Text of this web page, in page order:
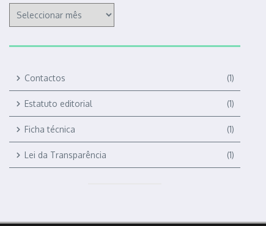
Contactos (1)
Estatuto editorial (1)
Ficha técnica (1)
Lei da Transparência (1)